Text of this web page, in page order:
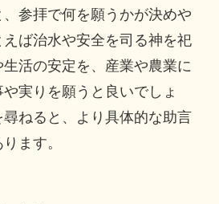
参拝で何を願うかが決めや
ば治水や安全を司る神を祀
活の安定を、産業や農業に
実りを願うと良いでしょ
ねると、より具体的な助言
ます。